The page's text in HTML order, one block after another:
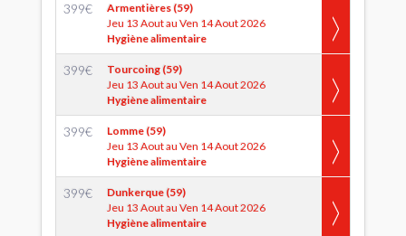
399€
Armentières (59)
Jeu 13 Aout au Ven 14 Aout 2026
Hygiène alimentaire
399€
Tourcoing (59)
Jeu 13 Aout au Ven 14 Aout 2026
Hygiène alimentaire
399€
Lomme (59)
Jeu 13 Aout au Ven 14 Aout 2026
Hygiène alimentaire
399€
Dunkerque (59)
Jeu 13 Aout au Ven 14 Aout 2026
Hygiène alimentaire